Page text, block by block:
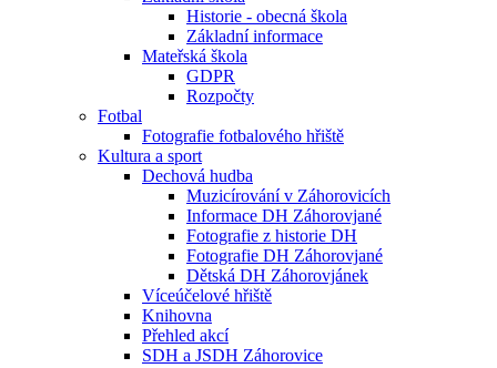
Historie - obecná škola
Základní informace
Mateřská škola
GDPR
Rozpočty
Fotbal
Fotografie fotbalového hřiště
Kultura a sport
Dechová hudba
Muzicírování v Záhorovicích
Informace DH Záhorovjané
Fotografie z historie DH
Fotografie DH Záhorovjané
Dětská DH Záhorovjánek
Víceúčelové hřiště
Knihovna
Přehled akcí
SDH a JSDH Záhorovice